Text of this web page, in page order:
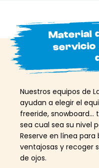
Material
servicio
Nuestros equipos de
ayudan a elegir el
freeride, snowboard…
sea cual sea su nivel
Reserve en línea
ventajosas y recoger
de ojos.